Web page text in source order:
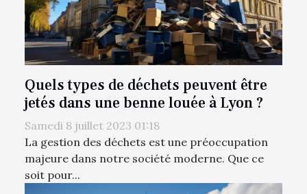
Quels types de déchets peuvent être
jetés dans une benne louée à Lyon ?
Samedi 8 juillet 2023 01:18
La gestion des déchets est une préoccupation
majeure dans notre société moderne. Que ce
soit pour...